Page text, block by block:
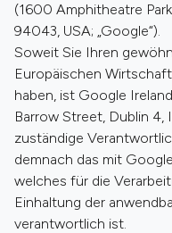
(1600 Amphitheatre
94043, USA; „Google“).
Soweit Sie Ihren
Europäischen
haben, ist Google
Barrow Street, Dublin 4,
zuständige
demnach das mit
welches für die
Einhaltung der
verantwortlich ist.